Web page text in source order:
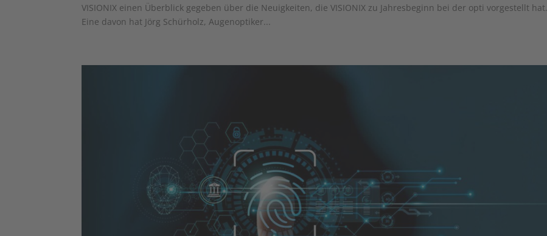
VISIONIX einen Überblick gegeben über die Neuigkeiten, die VISIONIX zu Jahresbeginn bei der opti vorgestellt hat.
Eine davon hat Jörg Schürholz, Augenoptiker...